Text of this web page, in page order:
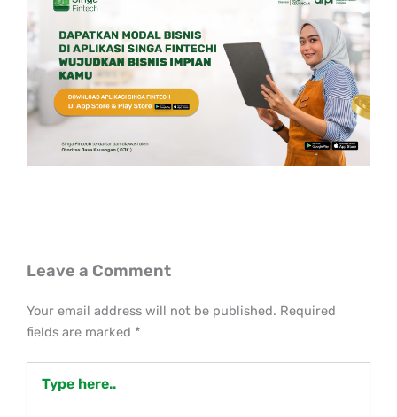
Leave a Comment
Your email address will not be published. Required
fields are marked *
here..